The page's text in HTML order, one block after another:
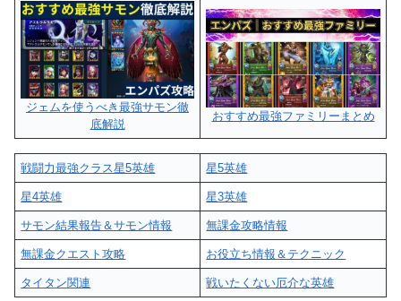
ジェムを使うべき最強サモン徹
底解説
おすすめ最強ファミリーまとめ
戦闘力最強クラス星5英雄 星5英雄
星4英雄 星3英雄
サモン結果報告＆サモン情報 無課金攻略情報
無課金クエスト攻略 お役立ち情報＆テクニック
タイタン関連 戦いたくない厄介な英雄